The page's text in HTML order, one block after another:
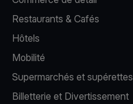
Restaurants & Cafés
Hôtels
Mobilité
Supermarchés et supérettes
Billetterie et Divertissement